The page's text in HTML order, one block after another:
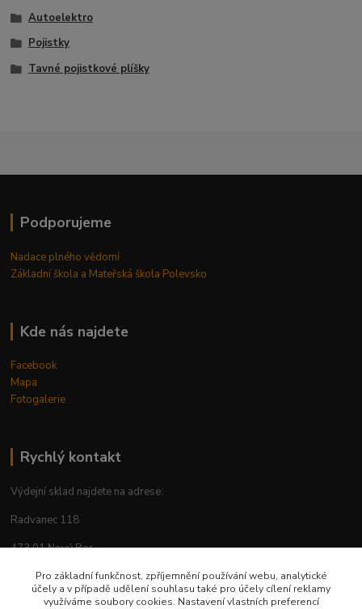
Autoelektro
Pojistky
Tavné pojistkové plíšky
Podporujeme
Nadace plného vědomí
Základní škola a Mateřská škola Polevsko
Kde nás najdete
Facebook
Mapa
Fotogalerie
Rychlý kontakt
Výdejní sklad najdete na adrese:
Radvanec 118
473 01 Nový Bor
tel: +420 605 283 713
Pro základní funkčnost, zpříjemnění používání webu, analytické
účely a v případě udělení souhlasu také pro účely cílení reklamy
využíváme soubory cookies. Nastavení vlastních preferencí